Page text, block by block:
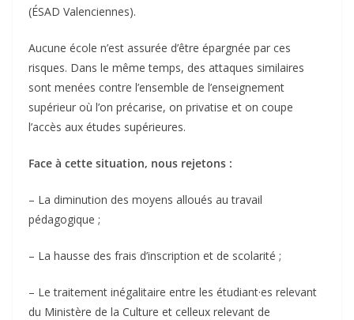
(ÉSAD Valenciennes).
Aucune école n’est assurée d’être épargnée par ces
risques. Dans le même temps, des attaques similaires
sont menées contre l’ensemble de l’enseignement
supérieur où l’on précarise, on privatise et on coupe
l’accès aux études supérieures.
Face à cette situation, nous rejetons :
– La diminution des moyens alloués au travail
pédagogique ;
– La hausse des frais d’inscription et de scolarité ;
– Le traitement inégalitaire entre les étudiant·es relevant
du Ministère de la Culture et celleux relevant de